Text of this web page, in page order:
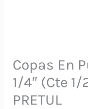
Copas En
1/4″ (Cte 1/
PRETUL